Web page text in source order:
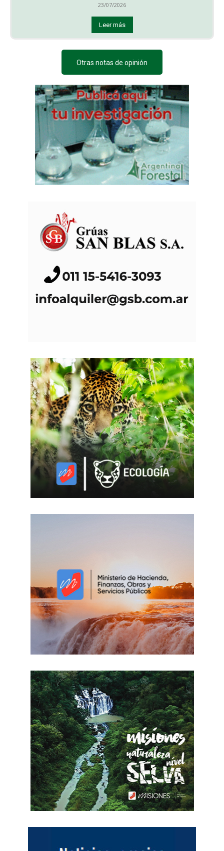
23/07/2026
Leer más
Otras notas de opinión